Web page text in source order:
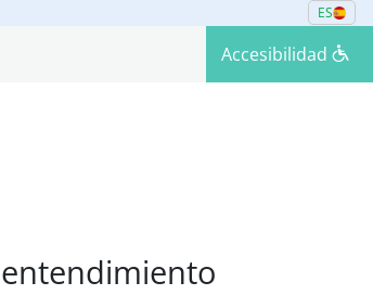
ES
Accesibilidad